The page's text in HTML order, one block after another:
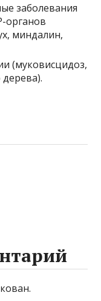
заболевания
органов
миндалин,
(муковисцидоз,